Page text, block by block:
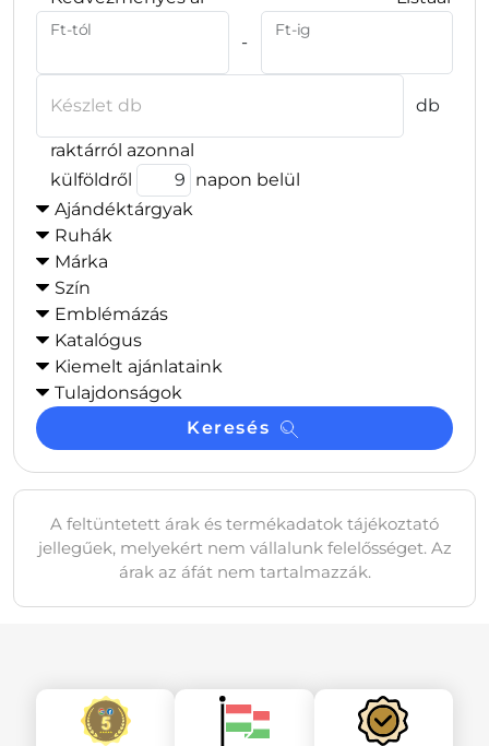
Ft-tól
-
Ft-ig
Készlet db db
raktárról azonnal
külföldről
napon belül
Ajándéktárgyak
Ruhák
Márka
Szín
Emblémázás
Katalógus
Kiemelt ajánlataink
Tulajdonságok
Keresés
A feltüntetett árak és termékadatok tájékoztató
jellegűek, melyekért nem vállalunk felelősséget. Az
árak az áfát nem tartalmazzák.